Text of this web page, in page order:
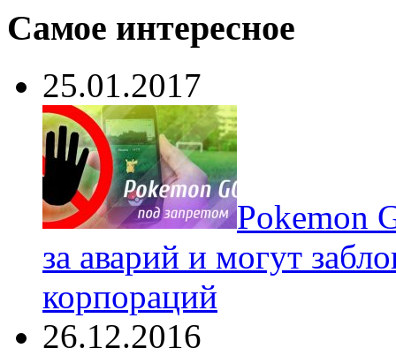
Самое интересное
25.01.2017
Pokеmon
за аварий и могут
корпораций
26.12.2016